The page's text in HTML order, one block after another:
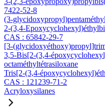
7422-52-8
(3-
2-(3,4-
CAS : 65842-29-7
[3-
3,5-Bis[2-(3,4-
octaméthyltétrasiloxane
Tris[2-(3,4-
CAS : 121239-71-2
Acryloxysilanes